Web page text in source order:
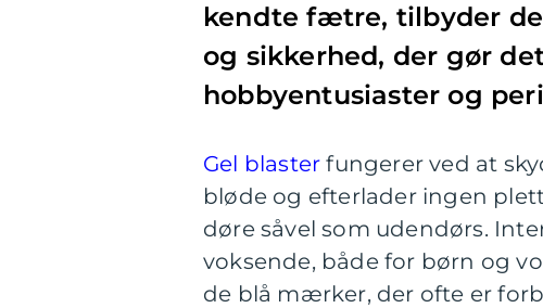
kendte fætre, tilbyder
og sikkerhed, der gør
hobbyentusiaster og
Gel blaster fungerer ved at
bløde og efterlader ingen
døre såvel som udendørs.
voksende, både for børn og
de blå mærker, der ofte er